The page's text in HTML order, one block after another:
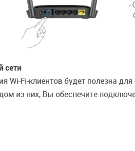
сети
Wi-Fi-клиентов будет полезна
из них, Вы обеспечите